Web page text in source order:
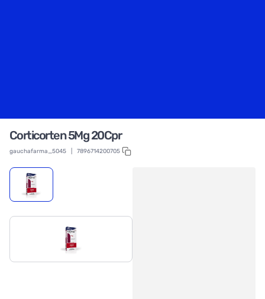
Corticorten 5Mg 20Cpr
gauchafarma_5045 7896714200705